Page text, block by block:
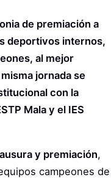
de premiación a
deportivos internos,
al mejor
jornada se
con la
Mala y el IES
y premiación,
campeones de